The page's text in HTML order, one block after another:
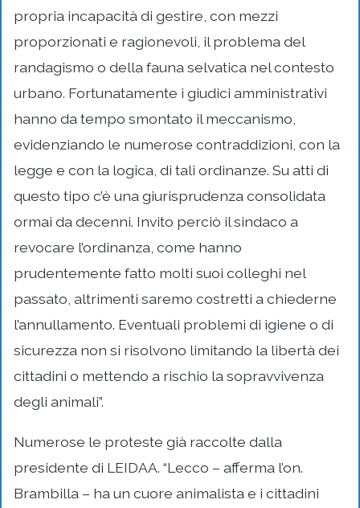
propria incapacità di gestire, con mezzi
proporzionati e ragionevoli, il problema del
randagismo o della fauna selvatica nel contesto
urbano. Fortunatamente i giudici amministrativi
hanno da tempo smontato il meccanismo,
evidenziando le numerose contraddizioni, con la
legge e con la logica, di tali ordinanze. Su atti di
questo tipo c’è una giurisprudenza consolidata
ormai da decenni. Invito perciò il sindaco a
revocare l’ordinanza, come hanno
prudentemente fatto molti suoi colleghi nel
passato, altrimenti saremo costretti a chiederne
l’annullamento. Eventuali problemi di igiene o di
sicurezza non si risolvono limitando la libertà dei
cittadini o mettendo a rischio la sopravvivenza
degli animali”.
Numerose le proteste già raccolte dalla
presidente di LEIDAA. “Lecco – afferma l’on.
Brambilla – ha un cuore animalista e i cittadini